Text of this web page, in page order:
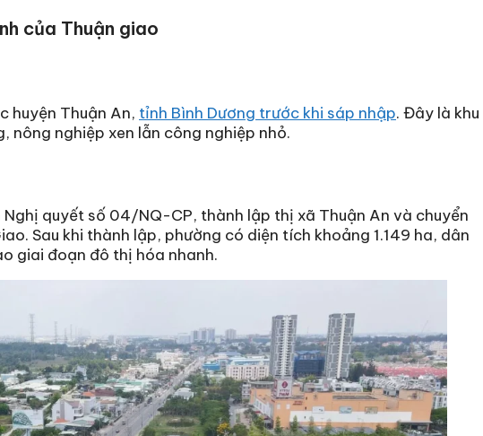
của Thuận giao
huyện Thuận An, tỉnh Bình Dương trước khi sáp nhập. Đây là khu
nghiệp xen lẫn công nghiệp nhỏ.
quyết số 04/NQ-CP, thành lập thị xã Thuận An và chuyển
Sau khi thành lập, phường có diện tích khoảng 1.149 ha, dân
giai đoạn đô thị hóa nhanh.